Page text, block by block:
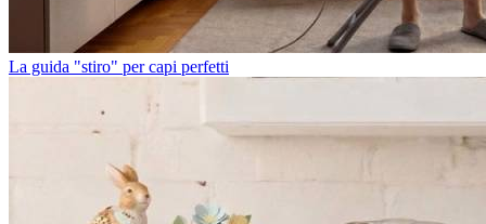
La guida "stiro" per capi perfetti